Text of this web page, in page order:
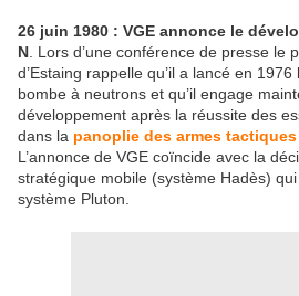
26 juin 1980 : VGE annonce le
N . Lors d’une conférence de presse le
d’Estaing rappelle qu’il a lancé en
bombe à neutrons et qu’il engage
développement après la réussite des
dans la panoplie des armes tactiques
L’annonce de VGE coïncide avec la
stratégique mobile (système Hadès)
système Pluton.